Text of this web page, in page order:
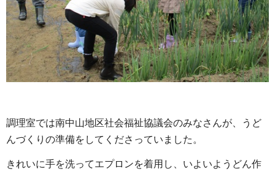
調理室では南中山地区社会福祉協議会のみなさんが、うど
んづくりの準備をしてくださっていました。
きれいに手を洗ってエプロンを着用し、いよいようどん作